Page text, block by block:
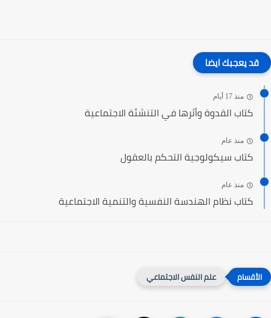
قد يعجبك ايضا
منذ 17 أيام
كتاب القدوة وأثرها في التنشئة الاجتماعية
منذ عام
كتاب سيكولوجية التحكم بالعقول
منذ عام
كتاب نظام الهندسة النفسية والتنمية الاجتماعية
علم النفس الاجتماعي